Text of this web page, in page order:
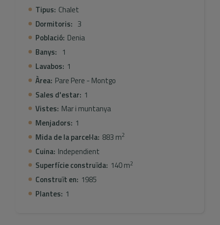
la! Contacta'ns per a més informació o per organitzar
una visita.
Tipus: Chalet
Dormitoris: 3
Població: Denia
Banys: 1
Lavabos: 1
Àrea: Pare Pere - Montgo
Sales d'estar: 1
Vistes: Mar i muntanya
Menjadors: 1
Mida de la parcel·la: 883 m2
Cuina: Independient
Superfície construïda: 140 m2
Construït en: 1985
Plantes: 1